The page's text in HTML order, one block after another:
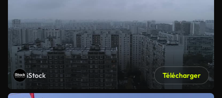
iStock Télécharger